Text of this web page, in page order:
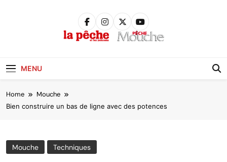
MENU
Home Mouche
Bien construire un bas de ligne avec des potences
Mouche Techniques